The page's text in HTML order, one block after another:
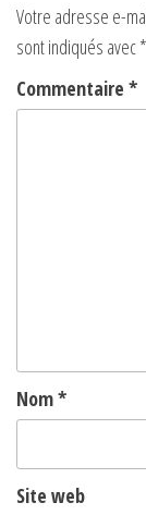
Votre adresse e-
sont indiqués avec*
Commentaire *
Nom*
Site web